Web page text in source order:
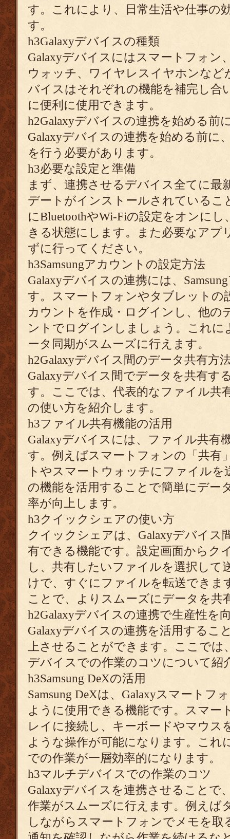
す。これにより、日常生活や仕事の
す。
h3Galaxyデバイスの種類
Galaxyデバイスにはスマートフォン
ウォッチ、ワイヤレスイヤホンな
バイスはそれぞれの機能を補完し合
に便利に使用できます。
h2Galaxyデバイスの連携を始める前
Galaxyデバイスの連携を始める前に
を行う必要があります。
h3必要な設定と準備
まず、連携させるデバイス全てに最
デートがインストールされているこ
にBluetoothやWi-Fiの設定をオンに
きる状態にします。また必要なアプ
ずに行ってください。
h3Samsungアカウントの設定方法
Galaxyデバイスの連携には、
す。スマートフォンやタブレットの
カウントを作成・ログインし、他の
ントでログインしましょう。これに
ータ同期がスムーズに行えます。
h2Galaxyデバイス間のデータ共有方
Galaxyデバイス間でデータを共有す
す。ここでは、代表的なファイル共
の使い方を紹介します。
h3ファイル共有機能の活用
Galaxyデバイスには、ファイル共有
す。例えばスマートフォンの「共有
トやスマートウォッチにファイル
の機能を活用することで簡単にデー
率が向上します。
h3クイックシェアの使い方
クイックシェアは、Galaxyデバイス
有できる機能です。設定画面からク
し、共有したいファイルを選択して
けで、すぐにファイルを転送できま
ことで、よりスムーズにデータを共
h2Galaxyデバイスの連携で生産性を
Galaxyデバイスの連携を活用するこ
上させることができます。ここでは
デバイスでの作業のコツについて紹
h3Samsung DeXの活用
Samsung DeXは、Galaxyスマートフ
ように使用できる機能です。スマー
レイに接続し、キーボードやマウス
ような操作が可能になります。これ
での作業が一層効率的になります。
h3マルチデバイスでの作業のコツ
Galaxyデバイスを連携させることで
作業がスムーズに行えます。例えば
しながらスマートフォンでメモを